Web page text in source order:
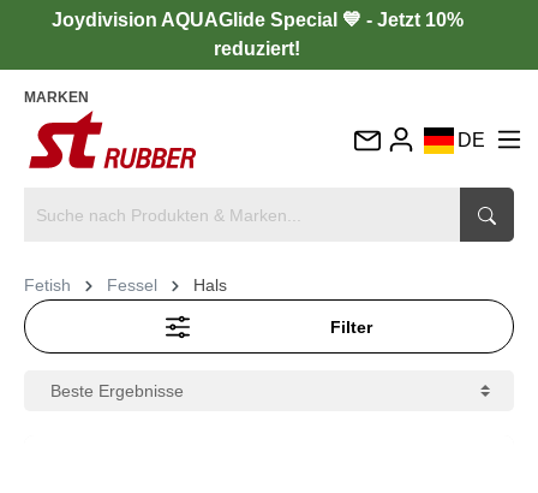
Joydivision AQUAGlide Special 💙 - Jetzt 10%
reduziert!
MARKEN
DE
IT
Fetish Fessel Hals
Filter